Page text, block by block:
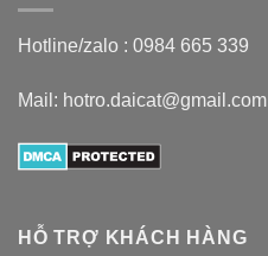
Hotline/zalo : 0984 665 339
Mail: hotro.daicat@gmail.com
HỖ TRỢ KHÁCH HÀNG